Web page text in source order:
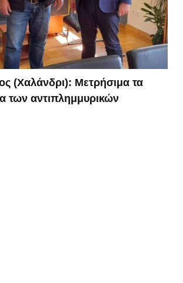
(Χαλάνδρι): Μετρήσιμα τα
των αντιπλημμυρικών